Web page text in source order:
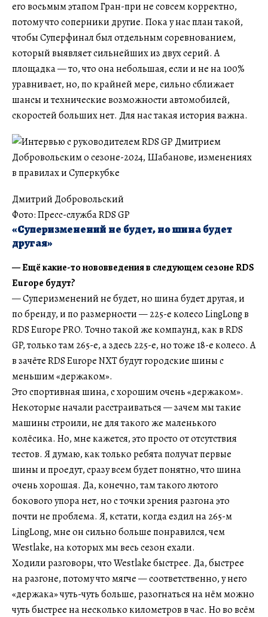
его восьмым этапом Гран-при не совсем корректно,
потому что соперники другие. Пока у нас план такой,
чтобы Суперфинал был отдельным соревнованием,
который выявляет сильнейших из двух серий. А
площадка — то, что она небольшая, если и не на 100%
уравнивает, но, по крайней мере, сильно сближает
шансы и технические возможности автомобилей,
скоростей больших нет. Для нас такая история важна.
Дмитрий Добровольский
Фото: Пресс-служба RDS GP
«Суперизменений не будет, но шина будет
другая»
— Ещё какие-то нововведения в следующем сезоне RDS
Europe будут?
— Суперизменений не будет, но шина будет другая, и
по бренду, и по размерности — 225-е колесо LingLong в
RDS Europe PRO. Точно такой же компаунд, как в RDS
GP, только там 265-е, а здесь 225-е, но тоже 18-е колесо. А
в зачёте RDS Europe NXT будут городские шины с
меньшим «держаком».
Это спортивная шина, с хорошим очень «держаком».
Некоторые начали расстраиваться — зачем мы такие
машины строили, не для такого же маленького
колёсика. Но, мне кажется, это просто от отсутствия
тестов. Я думаю, как только ребята получат первые
шины и проедут, сразу всем будет понятно, что шина
очень хорошая. Да, конечно, там такого лютого
бокового упора нет, но с точки зрения разгона это
почти не проблема. Я, кстати, когда ездил на 265-м
LingLong, мне он сильно больше понравился, чем
Westlake, на которых мы весь сезон ехали.
Ходили разговоры, что Westlake быстрее. Да, быстрее
на разгоне, потому что мягче — соответственно, у него
«держака» чуть-чуть больше, разогнаться на нём можно
чуть быстрее на несколько километров в час. Но во всём